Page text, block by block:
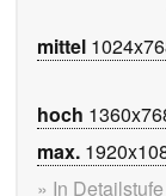
mittel
hoch
max.
» In